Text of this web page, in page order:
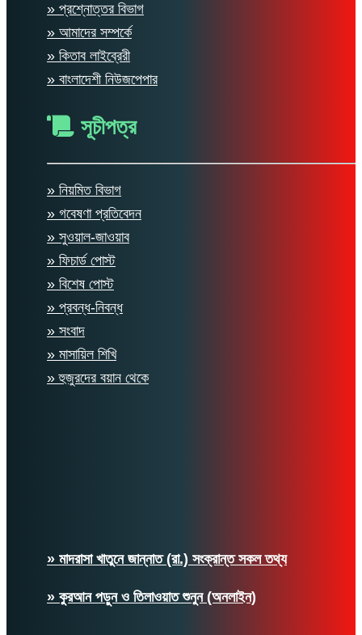
» প্রশ্নোত্তর বিভাগ
» আমাদের সম্পর্কে
» কিতাব লাইব্রেরী
» বাংলাদেশী নিউজপেপার
সূচীপত্র
» নিয়মিত বিভাগ
» গবেষণা প্রতিবেদন
» সুওয়াল-জাওয়াব
» ফিচার্ড পোস্ট
» বিশেষ পোস্ট
» প্রবন্ধ-নিবন্ধ
» সংবাদ
» মাসায়িল শিখি
» হুজুরদের বয়ান থেকে
» মাদরাসা খাতুনে জান্নাত (রা.) সংক্রান্ত সকল তথ্য
» কুরআন পড়ুন ও তিলাওয়াত শুনুন (অনলাইন)